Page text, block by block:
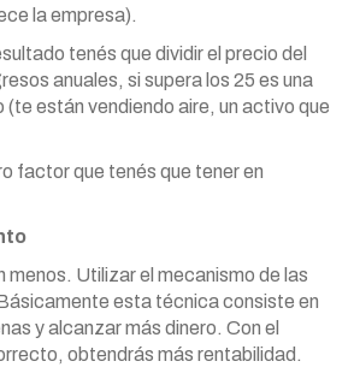
la empresa).
tenés que dividir el precio del
anuales, si supera los 25 es una
(te están vendiendo aire, un activo que
factor que tenés que tener en
menos. Utilizar el mecanismo de las
esta técnica consiste en
y alcanzar más dinero. Con el
obtendrás más rentabilidad.